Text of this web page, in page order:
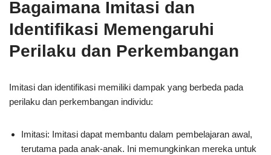
Bagaimana Imitasi dan
Identifikasi Memengaruhi
Perilaku dan Perkembangan
Imitasi dan identifikasi memiliki dampak yang berbeda pada
perilaku dan perkembangan individu:
Imitasi: Imitasi dapat membantu dalam pembelajaran awal,
terutama pada anak-anak. Ini memungkinkan mereka untuk